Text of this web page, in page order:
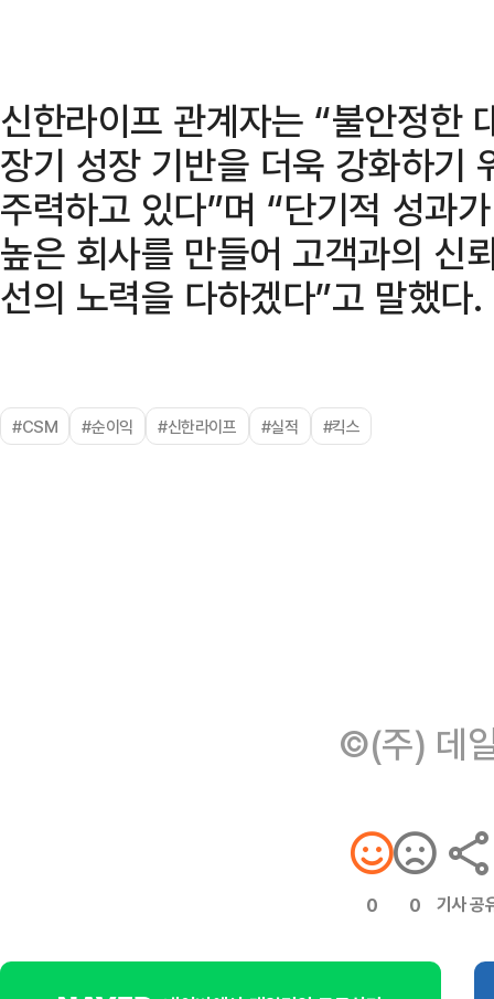
신한라이프 관계자는 “불안정한
장기 성장 기반을 더욱 강화하기
주력하고 있다”며 “단기적 성과
높은 회사를 만들어 고객과의 신
선의 노력을 다하겠다”고 말했다.
#CSM #순이익 #신한라이프 #실적 #킥스
©(주) 데
0 0 기사 공